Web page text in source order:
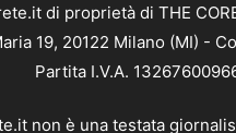
di proprietà di THE
19, 20122 Milano (MI) -
Partita I.V.A.
non è una testata